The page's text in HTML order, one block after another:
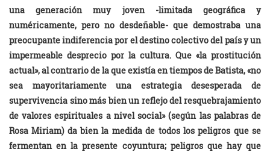
una generación muy joven -limitada geográfica y
numéricamente, pero no desdeñable- que demostraba una
preocupante indiferencia por el destino colectivo del país y un
impermeable desprecio por la cultura. Que «la prostitución
actual», al contrario de la que existía en tiempos de Batista, «no
sea mayoritariamente una estrategia desesperada de
supervivencia sino más bien un reflejo del resquebrajamiento
de valores espirituales a nivel social» (según las palabras de
Rosa Miriam) da bien la medida de todos los peligros que se
fermentan en la presente coyuntura; peligros que hay que